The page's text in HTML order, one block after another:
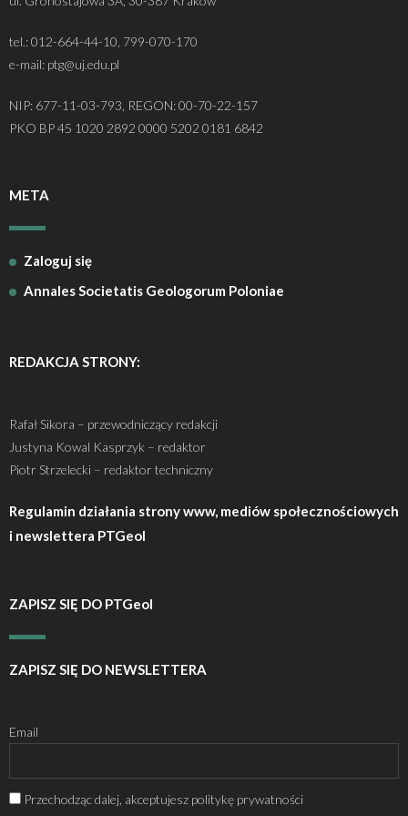
tel.: 012-664-44-10, 799-070-170
e-mail: ptg@uj.edu.pl
NIP: 677-11-03-793, REGON: 00-70-22-157
PKO BP 45 1020 2892 0000 5202 0181 6842
META
Zaloguj się
Annales Societatis Geologorum Poloniae
REDAKCJA STRONY:
Rafał Sikora – przewodniczący redakcji
Justyna Kowal Kasprzyk – redaktor
Piotr Strzelecki – redaktor techniczny
Regulamin działania strony www, mediów społecznościowych
i newslettera PTGeol
ZAPISZ SIĘ DO PTGeol
ZAPISZ SIĘ DO NEWSLETTERA
Email
Przechodząc dalej, akceptujesz politykę prywatności